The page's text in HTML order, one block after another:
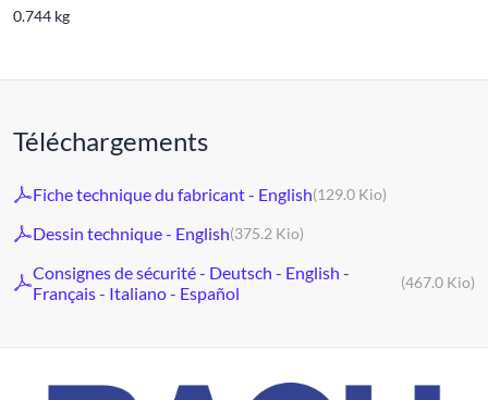
0.744 kg
Téléchargements
Fiche technique du fabricant - English(129.0 Kio)
Dessin technique - English(375.2 Kio)
Consignes de sécurité - Deutsch - English -
Français - Italiano - Español
(467.0 Kio)